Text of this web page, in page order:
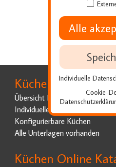
Küchenplanung
Übersicht Küchenplanung
Individuelle Küchenplanung
Konfigurierbare Küchen
Alle Unterlagen vorhanden
Küchen Online
Alle
Individuelle
Cookie-